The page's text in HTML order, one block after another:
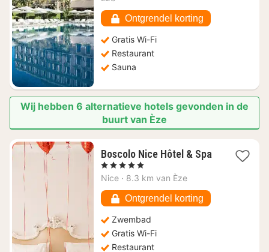
Ontgrendel korting
Gratis Wi-Fi
Restaurant
Sauna
Wij hebben 6 alternatieve hotels gevonden in de
buurt van Èze
Boscolo Nice Hôtel & Spa
1
nacht
€
520
, 5 Sterren
Nice · 8.3 km van Èze
Ontgrendel korting
Zwembad
Gratis Wi-Fi
Restaurant